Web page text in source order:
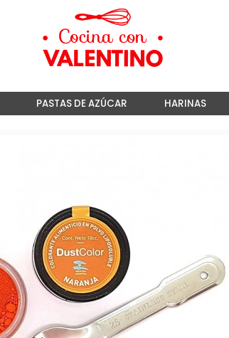
PASTAS DE AZÚCAR HARINAS